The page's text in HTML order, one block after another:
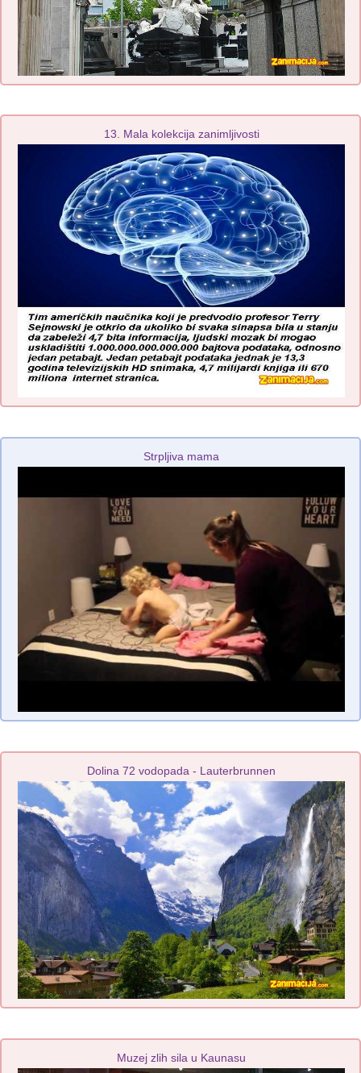
13. Mala kolekcija zanimljivosti
Strpljiva mama
Dolina 72 vodopada - Lauterbrunnen
Muzej zlih sila u Kaunasu